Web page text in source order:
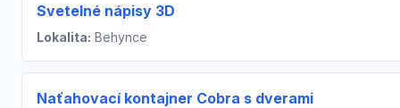
Svetelné nápisy 3D
Lokalita: Behynce
Naťahovací kontajner Cobra s dverami